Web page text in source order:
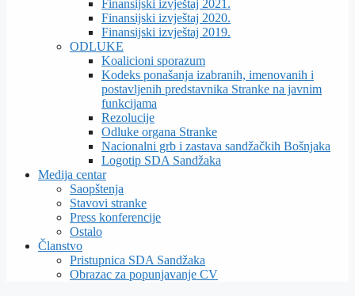
Finansijski izvještaj 2021.
Finansijski izvještaj 2020.
Finansijski izvještaj 2019.
ODLUKE
Koalicioni sporazum
Kodeks ponašanja izabranih, imenovanih i
postavljenih predstavnika Stranke na javnim
funkcijama
Rezolucije
Odluke organa Stranke
Nacionalni grb i zastava sandžačkih Bošnjaka
Logotip SDA Sandžaka
Medija centar
Saopštenja
Stavovi stranke
Press konferencije
Ostalo
Članstvo
Pristupnica SDA Sandžaka
Obrazac za popunjavanje CV